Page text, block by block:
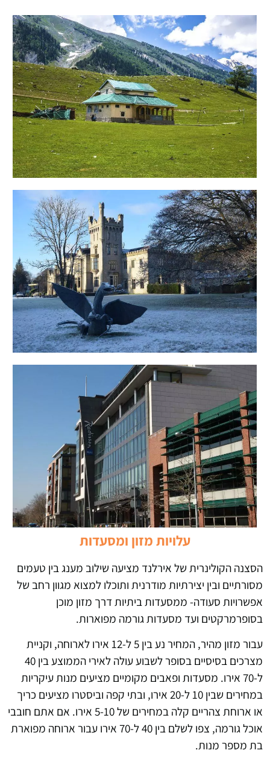
עלויות מזון ומסעדות
הסצנה הקולינרית של אירלנד מציעה שילוב מענג בין טעמים
מסורתיים ובין יצירתיות מודרנית ותוכלו למצוא מגוון רחב של
אפשרויות סעודה- ממסעדות ביתיות דרך מזון מוכן
בסופרמרקטים ועד מסעדות גורמה מפוארות.
עבור מזון מהיר, המחיר נע בין 5 ל-12 אירו לארוחה, וקניית
מצרכים בסיסיים בסופר לשבוע עולה לאירי הממוצע בין 40
ל-70 אירו. מסעדות ופאבים מקומיים מציעים מנות עיקריות
במחירים שבין 10 ל-20 אירו, ובתי קפה וביסטרו מציעים כריך
או ארוחת צהריים קלה במחירים של 5-10 אירו. אם אתם חובבי
אוכל גורמה, צפו לשלם בין 40 ל-70 אירו עבור ארוחה מפוארת
בת מספר מנות.